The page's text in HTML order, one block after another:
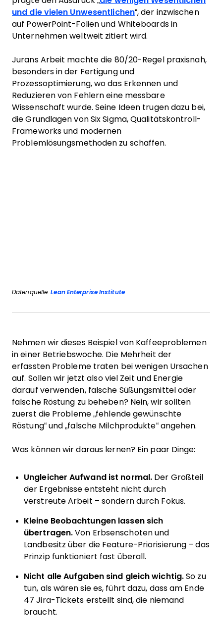
und die vielen Unwesentlichen“, der inzwischen
auf PowerPoint-Folien und Whiteboards in
Unternehmen weltweit zitiert wird.
Jurans Arbeit machte die 80/20-Regel praxisnah,
besonders in der Fertigung und
Prozessoptimierung, wo das Erkennen und
Reduzieren von Fehlern eine messbare
Wissenschaft wurde. Seine Ideen trugen dazu bei,
die Grundlagen von Six Sigma, Qualitätskontroll-
Frameworks und modernen
Problemlösungsmethoden zu schaffen.
Datenquelle:Lean Enterprise Institute
Nehmen wir dieses Beispiel von Kaffeeproblemen
in einer Betriebswoche. Die Mehrheit der
erfassten Probleme traten bei wenigen Ursachen
auf. Sollen wir jetzt also viel Zeit und Energie
darauf verwenden, falsche Süßungsmittel oder
falsche Röstung zu beheben? Nein, wir sollten
zuerst die Probleme „fehlende gewünschte
Röstung“ und „falsche Milchprodukte“ angehen.
Was können wir daraus lernen? Ein paar Dinge:
Ungleicher Aufwand ist normal. Der Großteil
der Ergebnisse entsteht nicht durch
verstreute Arbeit – sondern durch Fokus.
Kleine Beobachtungen lassen sich
übertragen. Von Erbsenschoten und
Landbesitz über die Feature-Priorisierung – das
Prinzip funktioniert fast überall.
Nicht alle Aufgaben sind gleich wichtig. So zu
tun, als wären sie es, führt dazu, dass am Ende
47 Jira-Tickets erstellt sind, die niemand
braucht.